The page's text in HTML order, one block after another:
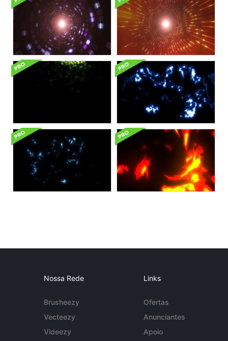
Nossa Rede
Brusheezy
Vecteezy
Videezy
Links
Ofertas
Anunciantes
Apoio